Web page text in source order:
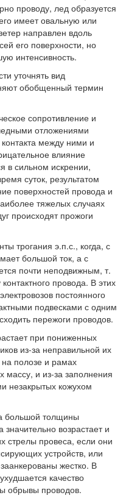
проводу, лед образуется
имеет овальную или
направлен вдоль
его поверхности, но
интенсивность.
уточнять вид
обобщенный термин
сопротивление и
отложениями
между ними и
влияние
в сильном искрении,
суток, результатом
поверхностей провода и
тяжелых случаях
происходят прожоги
трогания э.п.с., когда, с
большой ток, а с
почти неподвижным, т.
провода. В этих
постоянного
подвесками с одним
пережоги проводов.
при пониженных
из-за неправильной их
на полозе и рамах
массу, и из-за заполнения
незакрытых кожухом
большой толщины
возрастает и
стрелы провеса, если они
устройств, или
жестко. В
качество
обрывы проводов.